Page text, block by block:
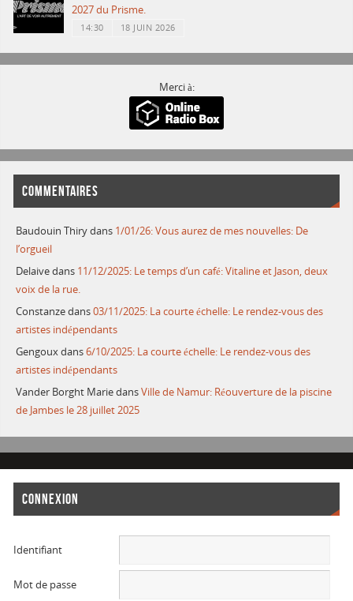
2027 du Prisme.
14:30 18 JUIN 2026
Merci à:
COMMENTAIRES
Baudouin Thirydans 1/01/26: Vous aurez de mes nouvelles: De
l’orgueil
Delaivedans 11/12/2025: Le temps d’un café: Vitaline et Jason, deux
voix de la rue.
Constanzedans03/11/2025: La courte échelle: Le rendez-vous des
artistes indépendants
Gengouxdans6/10/2025: La courte échelle: Le rendez-vous des
artistes indépendants
Vander Borght MariedansVille de Namur: Réouverture de la piscine
de Jambes le 28 juillet 2025
CONNEXION
Identifiant
Mot de passe